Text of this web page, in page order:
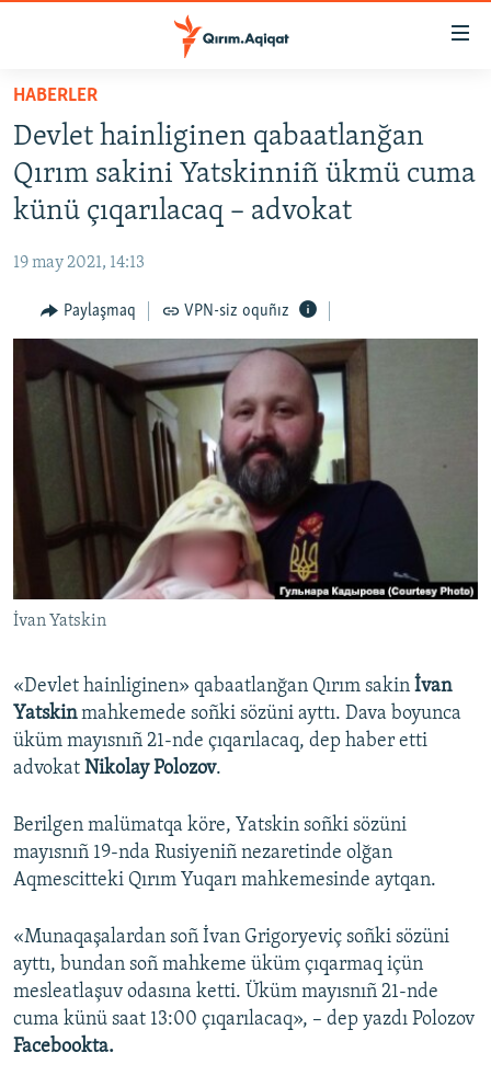
Esas
qaytmaq
Baş
navigatsiyağa
qaytmaq
Qıdıruvğa
qaytmaq
HABERLER
İQTİSADİYAT
MEDENİYET
İNSAN AQLARI
VİDEO
SÜRET
BLOGLAR
Русский
Українською
QOŞULIÑIZ!
RFE/RS bütün saytları
HABERLER
Devlet hainliginen qabaatlanğan
Qırım sakini Yatskinniñ ükmü cuma
künü çıqarılacaq – advokat
19 may 2021, 14:13
Paylaşmaq VPN-siz oquñız
İvan Yatskin
«Devlet hainliginen» qabaatlanğan Qırım sakin İvan
Yatskinmahkemede soñki sözüni ayttı. Dava boyunca
üküm mayısnıñ 21-nde çıqarılacaq, dep haber etti
advokat Nikolay Polozov. ​
Berilgen malümatqa köre, Yatskin soñki sözüni
mayısnıñ 19-nda Rusiyeniñ nezaretinde olğan
Aqmescitteki Qırım Yuqarı mahkemesinde aytqan.
«Munaqaşalardan soñ İvan Grigoryeviç soñki sözüni
ayttı, bundan soñ mahkeme üküm çıqarmaq içün
mesleatlaşuv odasına ketti. Üküm mayısnıñ 21-nde
cuma künü saat 13:00 çıqarılacaq», – dep yazdı Polozov
Facebookta. ​